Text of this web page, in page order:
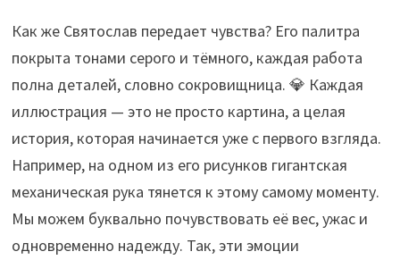
Как же Святослав передает чувства? Его палитра
покрыта тонами серого и тёмного, каждая работа
полна деталей, словно сокровищница. 💎 Каждая
иллюстрация — это не просто картина, а целая
история, которая начинается уже с первого взгляда.
Например, на одном из его рисунков гигантская
механическая рука тянется к этому самому моменту.
Мы можем буквально почувствовать её вес, ужас и
одновременно надежду. Так, эти эмоции